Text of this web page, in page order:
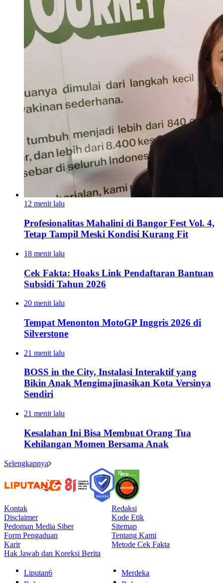
12 menit lalu
Profesionalitas Mahalini di Bangor Fest Vol. 4,
Tetap Tampil Meski Kondisi Kurang Fit
18 menit lalu
Cek Fakta: Hoaks Link Pendaftaran Bantuan
Subsidi Tahun 2026
20 menit lalu
Tempat Menonton MotoGP Inggris 2026 di
Silverstone
21 menit lalu
BOSS in the City, Instalasi Interaktif yang
Bikin Anak Mengimajinasikan Kota Versinya
Sendiri
21 menit lalu
Kesalahan Ini Bisa Membuat Orang Tua
Kehilangan Momen Bersama Anak
Selengkapnya
Kontak
Redaksi
Disclaimer
Kode Etik
Pedoman Media Siber
Sitemap
Form Pengaduan
Tentang Kami
Karir
Metode Cek Fakta
Hak Jawab dan Koreksi Berita
Liputan6
Merdeka